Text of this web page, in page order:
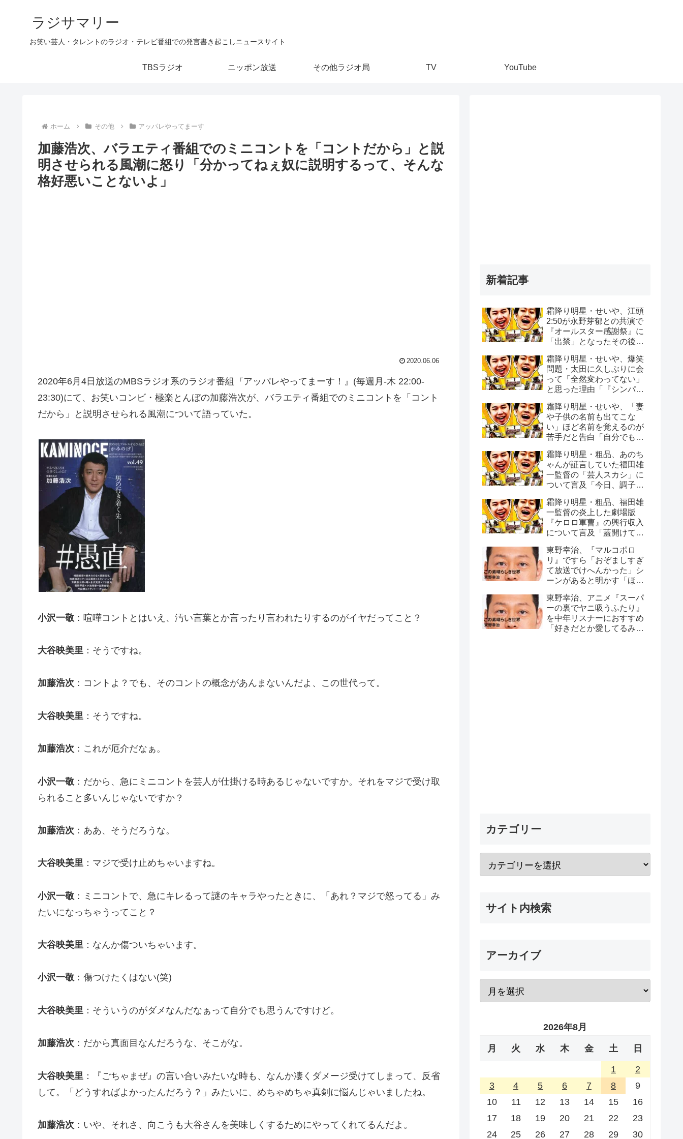
ラジサマリー
お笑い芸人・タレントのラジオ・テレビ番組での発言書き起こしニュースサイト
TBSラジオ ニッポン放送 その他ラジオ局 TV YouTube
ホーム その他 アッパレやってまーす
加藤浩次、バラエティ番組でのミニコントを「コントだから」と説
明させられる風潮に怒り「分かってねぇ奴に説明するって、そんな
格好悪いことないよ」
2020.06.06
2020年6月4日放送のMBSラジオ系のラジオ番組『アッパレやってまーす！』(毎週月-木 22:00-
23:30)にて、お笑いコンビ・極楽とんぼの加藤浩次が、バラエティ番組でのミニコントを「コント
だから」と説明させられる風潮について語っていた。
小沢一敬 ：喧嘩コントとはいえ、汚い言葉とか言ったり言われたりするのがイヤだってこと？
大谷映美里 ：そうですね。
加藤浩次 ：コントよ？でも、そのコントの概念があんまないんだよ、この世代って。
大谷映美里 ：そうですね。
加藤浩次 ：これが厄介だなぁ。
小沢一敬 ：だから、急にミニコントを芸人が仕掛ける時あるじゃないですか。それをマジで受け取
られること多いんじゃないですか？
加藤浩次 ：ああ、そうだろうな。
大谷映美里 ：マジで受け止めちゃいますね。
小沢一敬 ：ミニコントで、急にキレるって謎のキャラやったときに、「あれ？マジで怒ってる」み
たいになっちゃうってこと？
大谷映美里 ：なんか傷ついちゃいます。
小沢一敬 ：傷つけたくはない(笑)
大谷映美里 ：そういうのがダメなんだなぁって自分でも思うんですけど。
加藤浩次 ：だから真面目なんだろうな、そこがな。
大谷映美里 ：『ごちゃまぜ』の言い合いみたいな時も、なんか凄くダメージ受けてしまって、反省
して。「どうすればよかったんだろう？」みたいに、めちゃめちゃ真剣に悩んじゃいましたね。
加藤浩次 ：いや、それさ、向こうも大谷さんを美味しくするためにやってくれてるんだよ。
新着記事
霜降り明星・せいや、江頭
2:50が永野芽郁との共演で
『オールスター感謝祭』に
「出禁」となったその後
ゃんねるで撮影を…」
霜降り明星・せいや、爆笑
問題・太田に久しぶりに会
って「全然変わってない」
と思った理由「『シンパイ
ない」
霜降り明星・せいや、「妻
や子供の名前も出てこな
い」ほど名前を覚えるのが
苦手だと告白「自分でもビ
霜降り明星・粗品、あのち
ゃんが証言していた福田雄
一監督の「芸人スカシ」に
ついて言及「今日、調子悪
霜降り明星・粗品、福田雄
一監督の炎上した劇場版
『ケロロ軍曹』の興行収入
について言及「蓋開けてみ
東野幸治、『マルコポロ
リ』ですら「おぞましすぎ
て放送でけへんかった」シ
ーンがあると明かす「ほん
て…」
東野幸治、アニメ『スーパ
ーの裏でヤニ吸うふたり』
を中年リスナーにおすすめ
「好きだとか愛してるみた
カテゴリー
サイト内検索
アーカイブ
2026年8月
月 火 水 木 金 土 日
1
2
3
4 5 6 7 8
9
10
11 12 13 14 15
16
17
18 19 20 21 22
23
24
25 26 27 28 29
30